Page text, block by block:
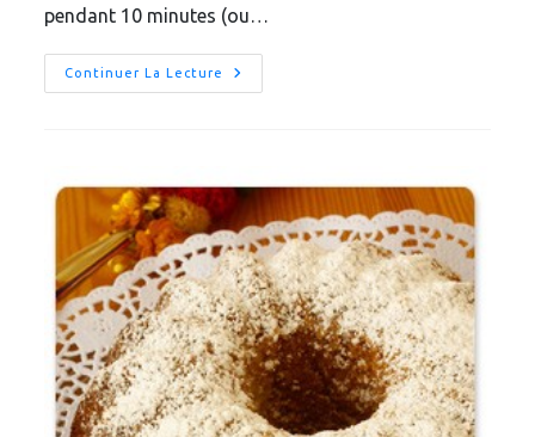
pendant 10 minutes (ou…
Continuer La Lecture
Muffins
À